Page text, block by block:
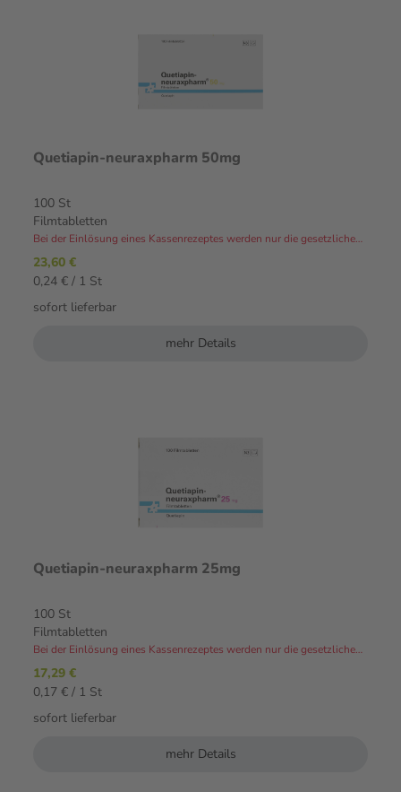
Quetiapin-neuraxpharm 50mg
100 St
Filmtabletten
Bei der Einlösung eines Kassenrezeptes werden nur die gesetzlichen Zuzahlungen und Eigenanteile in Rechnung gestellt.⁴
23,60 €
0,24 € / 1 St
sofort lieferbar
mehr Details
Quetiapin-neuraxpharm 25mg
100 St
Filmtabletten
Bei der Einlösung eines Kassenrezeptes werden nur die gesetzlichen Zuzahlungen und Eigenanteile in Rechnung gestellt.⁴
17,29 €
0,17 € / 1 St
sofort lieferbar
mehr Details